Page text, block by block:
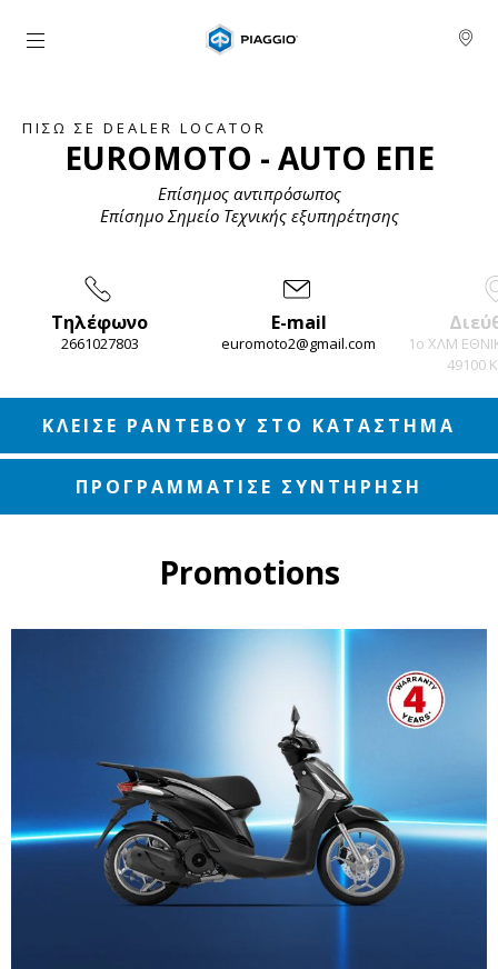
Μετάβαση στο κυρίως περιεχόμενο
ΠΊΣΩ ΣΕ DEALER LOCATOR
EUROMOTO - AUTO ΕΠΕ
Επίσημος αντιπρόσωπος
Επίσημο Σημείο Τεχνικής εξυπηρέτησης
Τηλέφωνο
2661027803
E-mail
euromoto2@gmail.com
1ο ΧΛΜ
49100
of
ΚΛΕΙΣΕ ΡΑΝΤΕΒΟΥ ΣΤΟ ΚΑΤΑΣΤΗΜΑ
ΠΡΟΓΡΑΜΜΑΤΙΣΕ ΣΥΝΤΗΡΗΣΗ
Promotions